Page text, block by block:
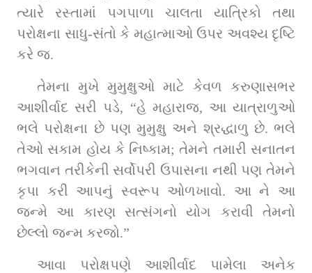
ત્યારે રસ્તામાં પગપાળા ચાલતા યાત્રિકો તથા
પરોક્ષના સાધુ-સંતો કે મહાત્માઓ ઉપર અવશ્ય દૃષ્ટિ
કરે જ.
તેમના મુખે મુમુક્ષુઓ માટે કેવળ કરુણાસભર
આશીર્વાદ સરી પડે, “હે મહારાજ, આ યાત્રાળુઓ
ભલે પરોક્ષના છે પણ મુમુક્ષુ અને શ્રદ્ધાળુ છે. ભલે
તેઓ સકામ હોય કે નિષ્કામ; તેમને તમારી સનાતન
ભગવાન તરીકેની સર્વોપરી ઉપાસના નથી પણ તેમને
કૃપા કરી આપનું સ્વરૂપ ઓળખાવો. આ ને આ
જન્મે આ કારણ સત્સંગનો યોગ કરાવી તેમનો
છેલ્લો જન્મ કરજો.”
આવા પરોક્ષપણે આશીર્વાદ પામેલા અનેક